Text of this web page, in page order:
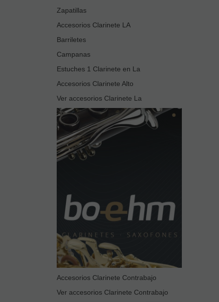
Zapatillas
Accesorios Clarinete LA
Barriletes
Campanas
Estuches 1 Clarinete en La
Accesorios Clarinete Alto
Ver accesorios Clarinete La
Accesorios Clarinete Contrabajo
Ver accesorios Clarinete Contrabajo